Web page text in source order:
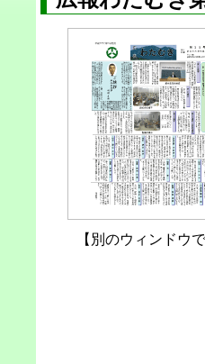
【別のウィンドウ